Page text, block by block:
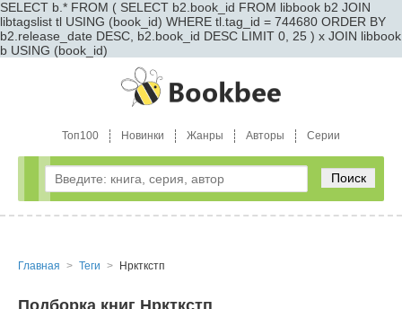
SELECT b.* FROM ( SELECT b2.book_id FROM libbook b2 JOIN
libtagslist tl USING (book_id) WHERE tl.tag_id = 744680 ORDER BY
b2.release_date DESC, b2.book_id DESC LIMIT 0, 25 ) x JOIN libbook
b USING (book_id)
Топ100 Новинки Жанры Авторы Серии
Поиск
Главная Теги Нркткстп
Подборка книг Нркткстп